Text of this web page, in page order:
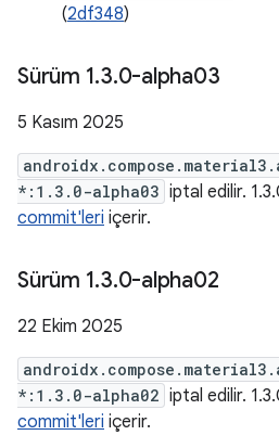
(2df348)
Sürüm 1.3.0-alpha03
5 Kasım 2025
*:1.3.0-alpha03 iptal edilir.
commit'leri içerir.
Sürüm 1.3.0-alpha02
22 Ekim 2025
*:1.3.0-alpha02 iptal edilir.
commit'leri içerir.